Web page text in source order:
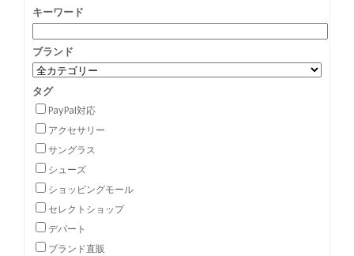
キーワード
ブランド
タグ
PayPal対応
アクセサリー
サングラス
シューズ
ショッピングモール
セレクトショップ
デパート
ブランド直販